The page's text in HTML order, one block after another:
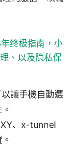
终极指南，小
、以及隐私保
讓手機自動選
、x-tunnel